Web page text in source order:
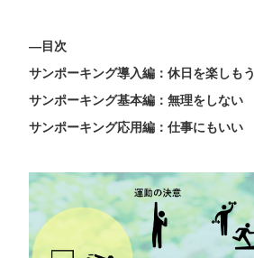
―目次
サンポーキング導入編：休日を楽しもう
サンポーキング基本編：無理をしない
サンポーキング応用編：仕事にもいい